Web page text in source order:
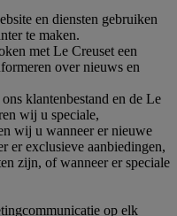
en diensten gebruiken
te maken.
met Le Creuset een
over nieuws en
klantenbestand en de Le
wij u speciale,
wij u wanneer er nieuwe
er exclusieve aanbiedingen,
zijn, of wanneer er speciale
op elk